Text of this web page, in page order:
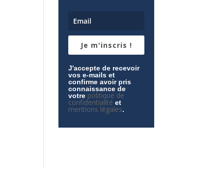
Je m'inscris !
J'accepte de recevoir
vos e-mails et
confirme avoir pris
connaissance de
votre politique de
confidentialité et
mentions légales.